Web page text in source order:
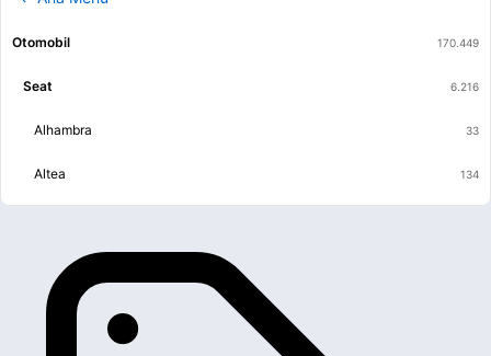
Otomobil
Seat
Alhambra
Altea
Ateca
Ateca